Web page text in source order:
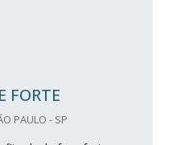
FORTE
PAULO - SP